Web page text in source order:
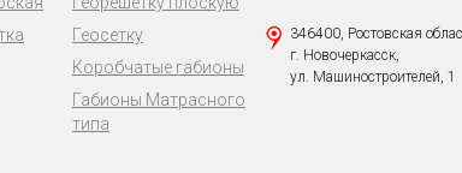
Геосетку
Коробчатые габионы
Габионы Матрасного
типа
346400, Ростовская
г. Новочеркасск,
ул. Машиностроителей, 1